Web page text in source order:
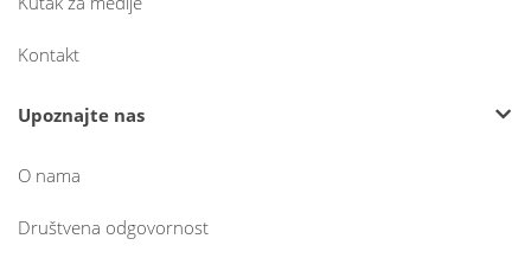
Kontakt
Upoznajte nas
O nama
Društvena odgovornost